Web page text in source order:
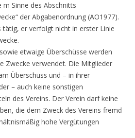
Sinne des Abschnitts
der Abgabenordnung (AO1977).
tätig, er verfolgt nicht in erster Linie
etwaige Überschüsse werden
Zwecke verwendet. Die Mitglieder
Überschuss und – in ihrer
– auch keine sonstigen
des Vereins. Der Verein darf keine
die dem Zweck des Vereins fremd
hohe Vergütungen